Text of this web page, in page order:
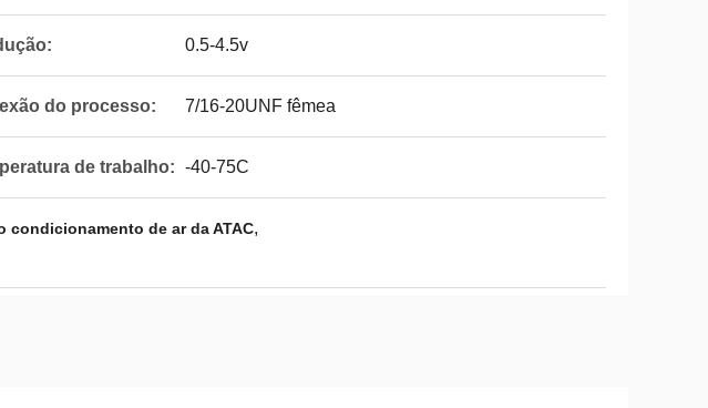
0.5-4.5v
do processo: 7/16-20UNF fêmea
de trabalho: -40-75C
condicionamento de ar da ATAC,